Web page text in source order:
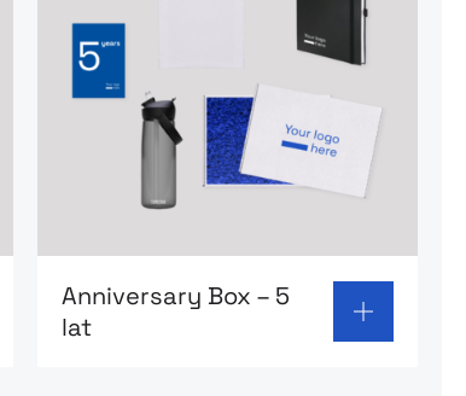
Anniversary Box – 5
lat